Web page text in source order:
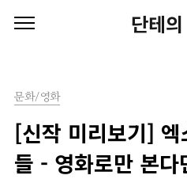
단테
문화/영화
[신작 미리보기]
들 - 영화로만 본다